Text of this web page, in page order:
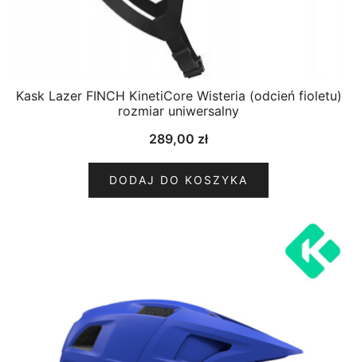
Kask Lazer FINCH KinetiCore Wisteria (odcień fioletu)
rozmiar uniwersalny
289,00 zł
DODAJ DO KOSZYKA